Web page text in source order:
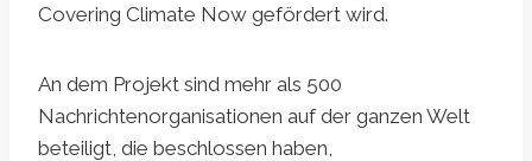
Covering Climate Now gefördert wird.
An dem Projekt sind mehr als 500
Nachrichtenorganisationen auf der ganzen Welt
beteiligt, die beschlossen haben,